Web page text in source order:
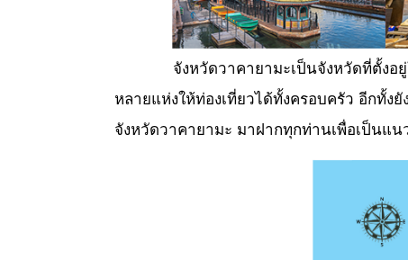
จังหวัดวาคายามะเป็นจังหวัดที่ตั้งอ
หลายแห่งให้ท่องเที่ยวได้ทั้งครอบครัว อีกทั้ง
จังหวัดวาคายามะ มาฝากทุกท่านเพื่อเป็นแ